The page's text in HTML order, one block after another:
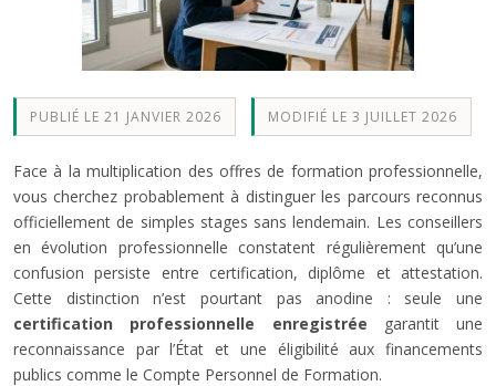
PUBLIÉ LE 21 JANVIER 2026 MODIFIÉ LE 3 JUILLET 2026
Face à la multiplication des offres de formation professionnelle,
vous cherchez probablement à distinguer les parcours reconnus
officiellement de simples stages sans lendemain. Les conseillers
en évolution professionnelle constatent régulièrement qu’une
confusion persiste entre certification, diplôme et attestation.
Cette distinction n’est pourtant pas anodine : seule une
certification professionnelle enregistrée garantit une
reconnaissance par l’État et une éligibilité aux financements
publics comme le Compte Personnel de Formation.